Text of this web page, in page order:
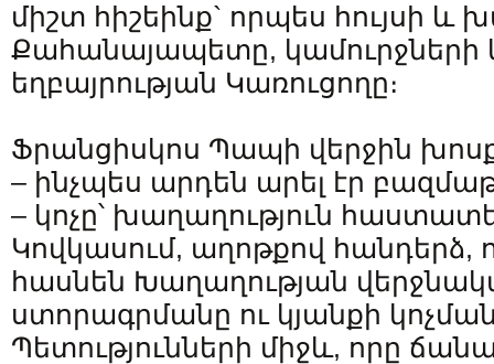
միշտ հիշեինք` որպես հույսի և
Քահանայապետը, կամուրջների
եղբայրության Կառուցողը։
Ֆրանցիսկոս Պապի վերջին
– ինչպես արդեն արել էր
– կոչը՝ խաղաղություն
Կովկասում, աղոթքով հանդերձ,
հասնեն Խաղաղության
ստորագրմանը ու կյանքի
Պետությունների միջև, որը